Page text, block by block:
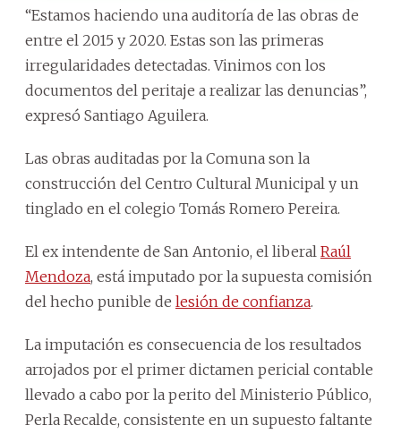
“Estamos haciendo una auditoría de las obras de
entre el 2015 y 2020. Estas son las primeras
irregularidades detectadas. Vinimos con los
documentos del peritaje a realizar las denuncias”,
expresó Santiago Aguilera.
Las obras auditadas por la Comuna son la
construcción del Centro Cultural Municipal y un
tinglado en el colegio Tomás Romero Pereira.
El ex intendente de San Antonio, el liberal Raúl
Mendoza, está imputado por la supuesta comisión
del hecho punible de lesión de confianza.
La imputación es consecuencia de los resultados
arrojados por el primer dictamen pericial contable
llevado a cabo por la perito del Ministerio Público,
Perla Recalde, consistente en un supuesto faltante